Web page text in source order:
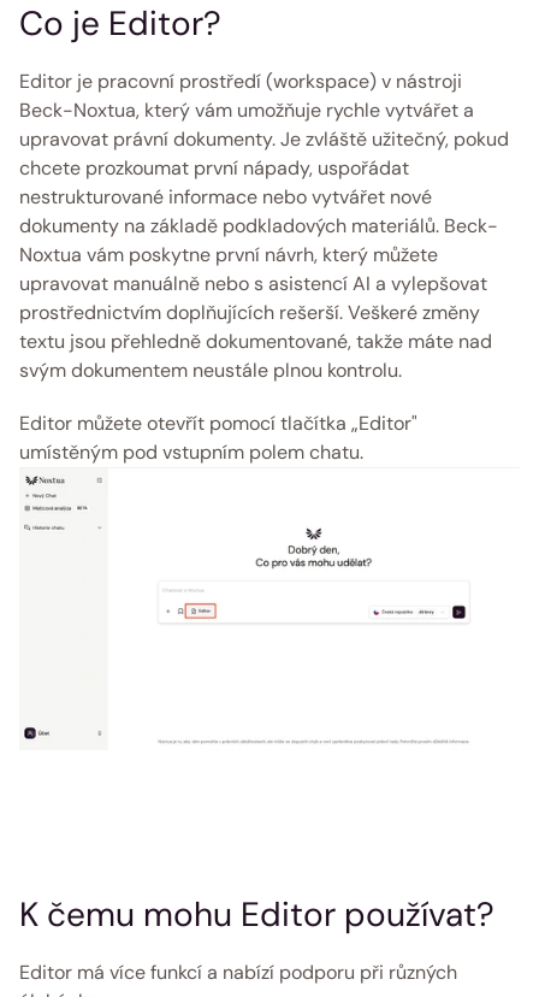
Co je Editor?
Editor je pracovní prostředí (workspace) v nástroji
Beck-Noxtua, který vám umožňuje rychle vytvářet a
upravovat právní dokumenty. Je zvláště užitečný, pokud
chcete prozkoumat první nápady, uspořádat
nestrukturované informace nebo vytvářet nové
dokumenty na základě podkladových materiálů. Beck-
Noxtua vám poskytne první návrh, který můžete
upravovat manuálně nebo s asistencí AI a vylepšovat
prostřednictvím doplňujících rešerší. Veškeré změny
textu jsou přehledně dokumentované, takže máte nad
svým dokumentem neustále plnou kontrolu.
Editor můžete otevřít pomocí tlačítka „Editor"
umístěným pod vstupním polem chatu.
K čemu mohu Editor používat?
Editor má více funkcí a nabízí podporu při různých